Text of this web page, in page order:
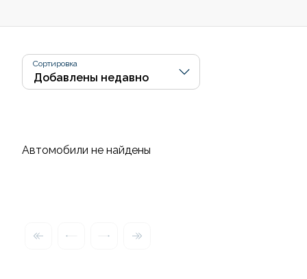
Сортировка
Автомобили не найдены